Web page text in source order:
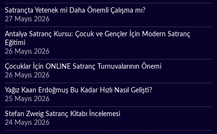
Satrançta Yetenek mi Daha Önemli Çalışma mı?
27 Mayıs 2026
Antalya Satranç Kursu: Çocuk ve Gençler İçin Modern Satranç
Eğitimi
26 Mayıs 2026
Çocuklar İçin ONLINE Satranç Turnuvalarının Önemi
26 Mayıs 2026
Yağız Kaan Erdoğmuş Bu Kadar Hızlı Nasıl Gelişti?
25 Mayıs 2026
Stefan Zweig Satranç Kitabı İncelemesi
24 Mayıs 2026